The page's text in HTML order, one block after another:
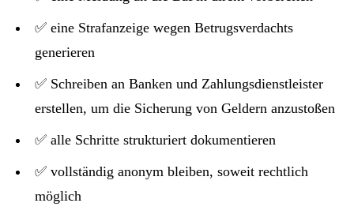
✅ eine Strafanzeige wegen Betrugsverdachts
generieren
✅ Schreiben an Banken und Zahlungsdienstleister
erstellen, um die Sicherung von Geldern anzustoßen
✅ alle Schritte strukturiert dokumentieren
✅ vollständig anonym bleiben, soweit rechtlich
möglich